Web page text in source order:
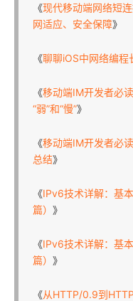
《现代移动端网络短
网适应、安全保障》
《聊聊iOS中网络编程
《移动端IM开发者必
“弱”和“慢”》
《移动端IM开发者必
总结》
《IPv6技术详解：基
篇） 》
《IPv6技术详解：基
篇） 》
《从HTTP/0.9到